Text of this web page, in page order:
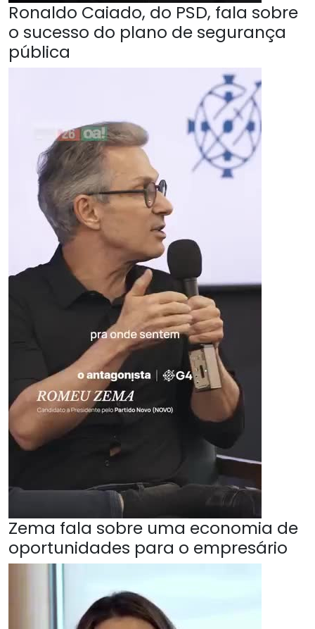
Ronaldo Caiado, do PSD, fala sobre
o sucesso do plano de segurança
pública
Zema fala sobre uma economia de
oportunidades para o empresário